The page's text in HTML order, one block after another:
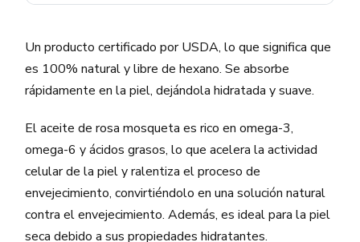
Un producto certificado por USDA, lo que significa que
es 100% natural y libre de hexano. Se absorbe
rápidamente en la piel, dejándola hidratada y suave.
El aceite de rosa mosqueta es rico en omega-3,
omega-6 y ácidos grasos, lo que acelera la actividad
celular de la piel y ralentiza el proceso de
envejecimiento, convirtiéndolo en una solución natural
contra el envejecimiento. Además, es ideal para la piel
seca debido a sus propiedades hidratantes.